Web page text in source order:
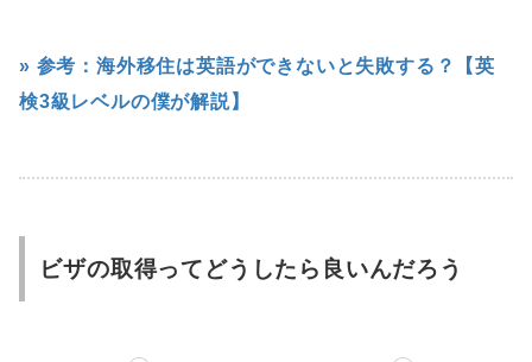
» 参考：海外移住は英語ができないと失敗する？【英
検3級レベルの僕が解説】
ビザの取得ってどうしたら良いんだろう